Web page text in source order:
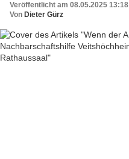
Veröffentlicht am 08.05.2025 13:18
Von Dieter Gürz